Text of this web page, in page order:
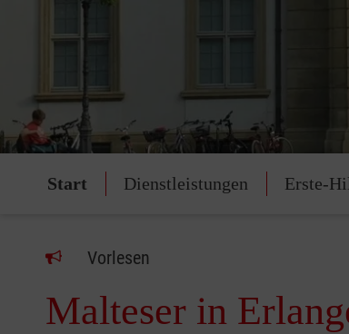
Start Dienstleistungen Erste-
Vorlesen
Malteser in